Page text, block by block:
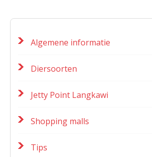
Algemene informatie
Diersoorten
Jetty Point Langkawi
Shopping malls
Tips